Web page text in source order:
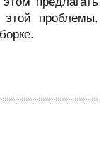
этой проблемы.